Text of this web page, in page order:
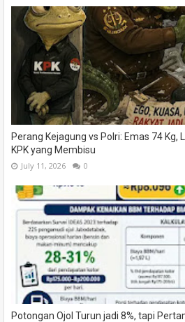
Perang Kejagung vs Polri: Emas 74 Kg,
KPK yang Membisu
July 11, 2026 0
Potongan Ojol Turun jadi 8%, tapi